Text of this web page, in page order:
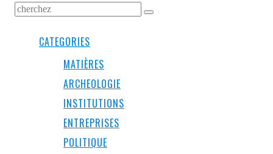
CATEGORIES
MATIÈRES
ARCHEOLOGIE
INSTITUTIONS
ENTREPRISES
POLITIQUE